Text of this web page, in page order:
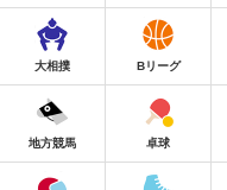
大相撲 Bリーグ
地方競馬 卓球